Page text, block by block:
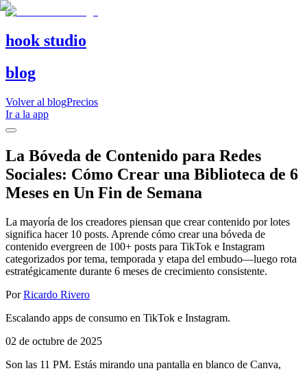
hook studio
blog
Volver al blogPrecios
Ir a la app
La Bóveda de Contenido para Redes
Sociales: Cómo Crear una Biblioteca de 6
Meses en Un Fin de Semana
La mayoría de los creadores piensan que crear contenido por lotes
significa hacer 10 posts. Aprende cómo crear una bóveda de
contenido evergreen de 100+ posts para TikTok e Instagram
categorizados por tema, temporada y etapa del embudo—luego rota
estratégicamente durante 6 meses de crecimiento consistente.
Por Ricardo Rivero
Escalando apps de consumo en TikTok e Instagram.
02 de octubre de 2025
Son las 11 PM. Estás mirando una pantalla en blanco de Canva,